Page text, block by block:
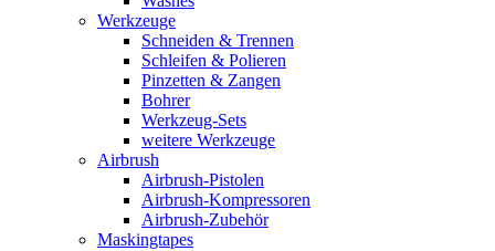
Werkzeuge
Schneiden & Trennen
Schleifen & Polieren
Pinzetten & Zangen
Bohrer
Werkzeug-Sets
weitere Werkzeuge
Airbrush
Airbrush-Pistolen
Airbrush-Kompressoren
Airbrush-Zubehör
Maskingtapes